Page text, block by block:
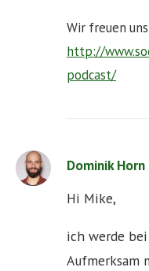
Wir freuen
http://
podcast/
Dominik Horn
Hi Mike,
ich werde
Aufmerksam